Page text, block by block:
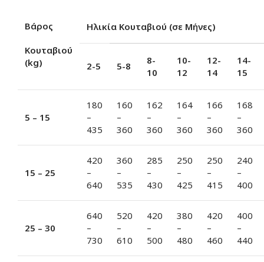
Βάρος
Κουταβιού
(kg)
Ηλικία Κουταβιού (σε Μήνες)
2-5 5-8
8-
10
10-
12
12-
14
14-
15
5 – 15
180
–
435
160
–
360
162
–
360
164
–
360
166
–
360
168
–
360
15 – 25
420
–
640
360
–
535
285
–
430
250
–
425
250
–
415
240
–
400
25 – 30
640
–
730
520
–
610
420
–
500
380
–
480
420
–
460
400
–
440